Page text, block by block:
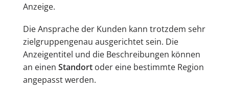
Anzeige.
Die Ansprache der Kunden kann trotzdem sehr
zielgruppengenau ausgerichtet sein. Die
Anzeigentitel und die Beschreibungen können
an einen Standortoder eine bestimmte Region
angepasst werden.